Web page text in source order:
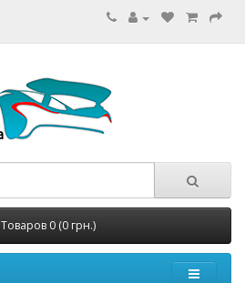
Товаров 0 (0 грн.)